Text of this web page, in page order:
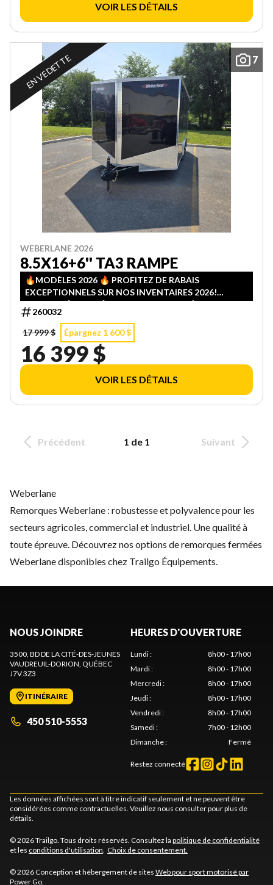
VOIR LES DÉTAILS
7
EN VEDETTE
WEBERLANE 2026
8.5X16+6'' TA3 RAMPE
🔥MODÈLES 2026 🔥 PROFITEZ DE RABAIS
EXCEPTIONNELS SUR NOS INVENTAIRES 2026!
QUANTITÉS LIMITÉES — PREMIER ARRIVÉ, PREMIER
SERVI!
260032
17 999 $
Épargnez 1 600 $
16 399 $
VOIR LES DÉTAILS
Précédent 1 de 1 Suivant
Weberlane
Remorques Weberlane : robustesse et polyvalence pour les
secteurs agricoles, commercial et industriel. Une qualité à
toute épreuve. Découvrez nos options de remorques fermées
Weberlane disponibles chez Trailgo Équipements.
NOUS JOINDRE
3500, BD DE LA CITÉ-DES-JEUNES
VAUDREUIL-DORION , QUÉBEC
J7V 3Z3
ITINÉRAIRE
450 510-5553
HEURES D'OUVERTURE
Lundi:
8h00 - 17h00
Mardi:
8h00 - 17h00
Mercredi:
8h00 - 17h00
Jeudi:
8h00 - 17h00
Vendredi:
8h00 - 17h00
Samedi:
7h00 - 12h00
Dimanche: Fermé
Restez connecté
Les données affichées sont à titre indicatif seulement et ne peuvent être
considérées comme contractuelles. Veuillez nous consulter pour plus de
détails.
© 2026 Trailgo. Tous droits réservés. Consultez la politique de confidentialité
et les conditions d'utilisation Choix de consentement.
© 2026 Conception et hébergement de sites Web pour sport motorisé par
Power Go